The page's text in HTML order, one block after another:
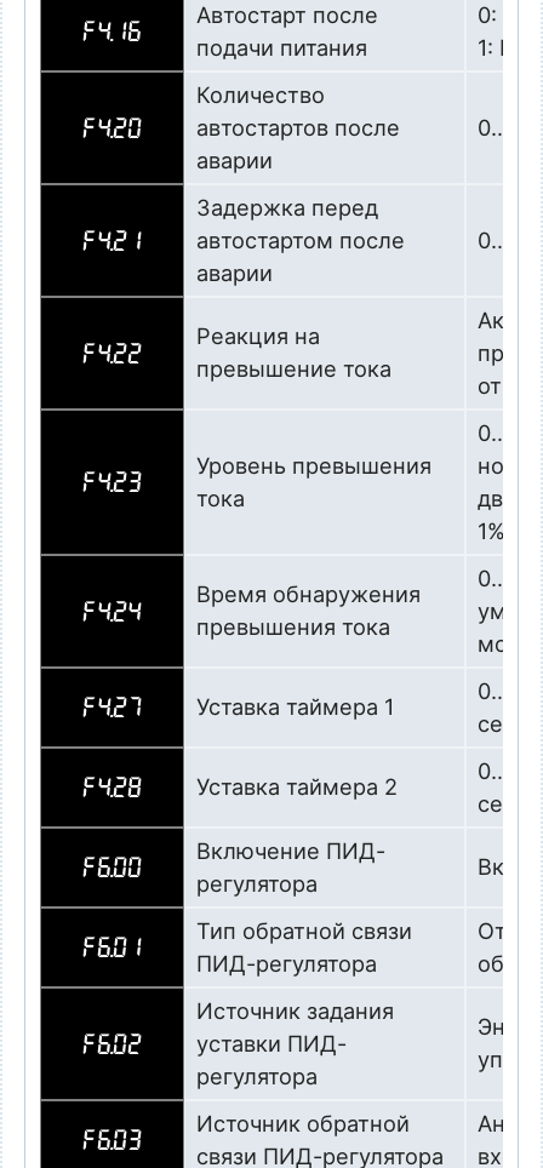
F4.16
Автостарт после
подачи питания
0:
1:
F4.20
Количество
автостартов после
аварии
0…5
F4.21
Задержка перед
автостартом после
аварии
F4.22
Реакция на
превышение тока
F4.23
Уровень превышения
тока
1%
F4.24
Время обнаружения
превышения тока
мсек)
F4.27 Уставка таймера 1
сек
F4.28 Уставка таймера 2
сек
F6.00
Включение ПИД-
регулятора
F6.01
Тип обратной связи
ПИД-регулятора
F6.02
Источник задания
уставки ПИД-
регулятора
F6.03
Источник обратной
связи ПИД-регулятора